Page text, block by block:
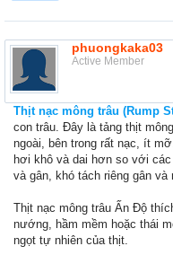
phuongkaka03
Active Member
Thịt nạc mông trâu (Rump
con trâu. Đây là tảng thịt
ngoài, bên trong rất nạc, ít
hơi khô và dai hơn so với
và gân, khó tách riêng gân và
Thịt nạc mông trâu Ấn Độ
nướng, hầm mềm hoặc thái
ngọt tự nhiên của thịt.